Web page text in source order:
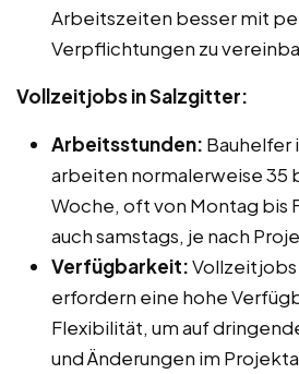
Arbeitszeiten besser mit
Verpflichtungen zu
Vollzeitjobs in Salzgitter:
Arbeitsstunden: Bauhelfer
arbeiten normalerweise 35
Woche, oft von Montag bis
auch samstags, je nach
Verfügbarkeit:
erfordern eine hohe
Flexibilität, um auf
und Änderungen im